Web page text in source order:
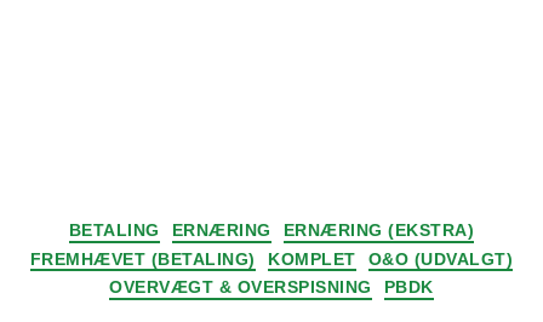
Kategorier
BETALING ERNÆRING
ERNÆRING (EKSTRA)
FREMHÆVET (BETALING)
KOMPLET
O&O (UDVALGT)
OVERVÆGT & OVERSPISNING
PBDK